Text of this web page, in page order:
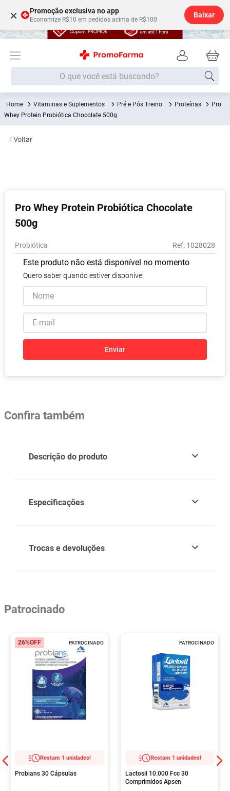
× Promoção exclusiva no app
Economize R$10 em pedidos acima de R$100
Baixar
O que você está buscando?
Vitaminas e Suplementos Pré e Pós Treino Proteínas
Pro
Whey Protein Probiótica Chocolate 500g
Pro Whey Protein Probiótica Chocolate
500g
Probiótica : 1028028
Este produto não está disponível no momento
Quero saber quando estiver disponível
Enviar
Voltar
Confira também
Descrição do produto
Especificações
Trocas e devoluções
Patrocinado
PATROCINADO
26%OFF
Restam 1 unidades!
Probians 30 Cápsulas
PATROCINADO
Restam 1 unidades!
Lactosil 10.000 Fcc 30
Comprimidos Apsen
Termos mais buscados
1º Fralda
2
6º Shampoo
7º
8º Absorvente
9º Vitamina D
10º Lavitan